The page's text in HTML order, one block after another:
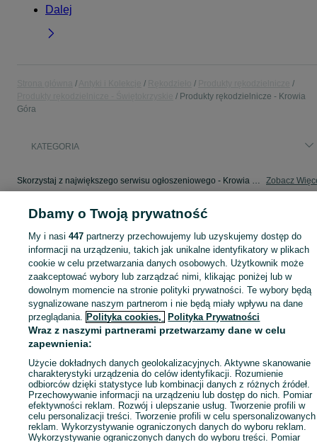
Dalej
Produkty rękodzielnicze - Krowia
Góra
KATEGORIA
Skorzystaj z największego serwisu ogłoszeniowego - Krowia Góra i okolice! - kupuj lub sprzedawaj jeszcze wygodniej w kategorii Produkty rękodzielnicze! Zobacz
Mapa kategorii
Mapa miejscowości
Mapa ministron
Popularne wyszukiwania
Dbamy o Twoją prywatność
My i nasi447 partnerzy przechowujemy lub uzyskujemy dostęp do
informacji na urządzeniu, takich jak unikalne identyfikatory w plikach
cookie w celu przetwarzania danych osobowych. Użytkownik może
zaakceptować wybory lub zarządzać nimi, klikając poniżej lub w
dowolnym momencie na stronie polityki prywatności. Te wybory będą
sygnalizowane naszym partnerom i nie będą miały wpływu na dane
przeglądania. Polityka cookies, Polityka Prywatności
Wraz z naszymi partnerami przetwarzamy dane w celu
zapewnienia:
Użycie dokładnych danych geolokalizacyjnych. Aktywne skanowanie
charakterystyki urządzenia do celów identyfikacji. Rozumienie
odbiorców dzięki statystyce lub kombinacji danych z różnych źródeł.
Przechowywanie informacji na urządzeniu lub dostęp do nich. Pomiar
efektywności reklam. Rozwój i ulepszanie usług. Tworzenie profili w
celu personalizacji treści. Tworzenie profili w celu spersonalizowanych
reklam. Wykorzystywanie ograniczonych danych do wyboru reklam.
Wykorzystywanie ograniczonych danych do wyboru treści. Pomiar